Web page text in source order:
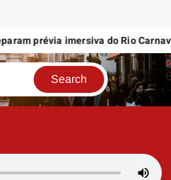
prévia imersiva do Rio